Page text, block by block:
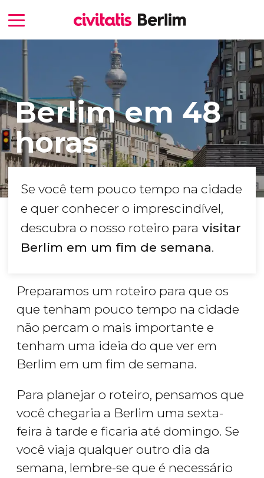
Berlim em 48
horas
Se você tem pouco tempo na cidade
e quer conhecer o imprescindível,
descubra o nosso roteiro para visitar
Berlim em um fim de semana.
Preparamos um roteiro para que os
que tenham pouco tempo na cidade
não percam o mais importante e
tenham uma ideia do que ver em
Berlim em um fim de semana.
Para planejar o roteiro, pensamos que
você chegaria a Berlim uma sexta-
feira à tarde e ficaria até domingo. Se
você viaja qualquer outro dia da
semana, lembre-se que é necessário